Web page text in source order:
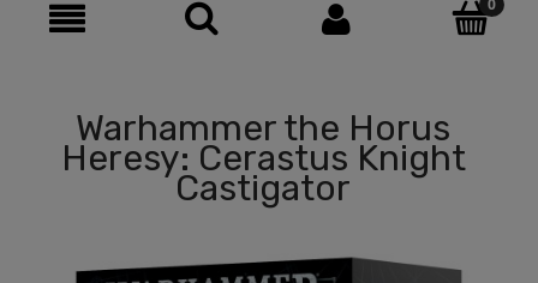
Warhammer the Horus
Heresy: Cerastus Knight
Castigator